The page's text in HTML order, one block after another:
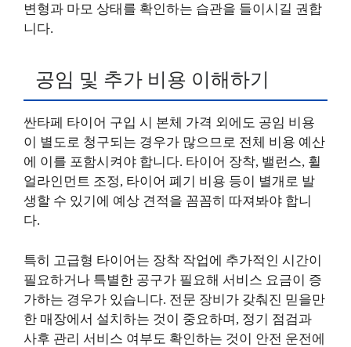
변형과 마모 상태를 확인하는 습관을 들이시길 권합
니다.
공임 및 추가 비용 이해하기
싼타페 타이어 구입 시 본체 가격 외에도 공임 비용
이 별도로 청구되는 경우가 많으므로 전체 비용 예산
에 이를 포함시켜야 합니다. 타이어 장착, 밸런스, 휠
얼라인먼트 조정, 타이어 폐기 비용 등이 별개로 발
생할 수 있기에 예상 견적을 꼼꼼히 따져봐야 합니
다.
특히 고급형 타이어는 장착 작업에 추가적인 시간이
필요하거나 특별한 공구가 필요해 서비스 요금이 증
가하는 경우가 있습니다. 전문 장비가 갖춰진 믿을만
한 매장에서 설치하는 것이 중요하며, 정기 점검과
사후 관리 서비스 여부도 확인하는 것이 안전 운전에